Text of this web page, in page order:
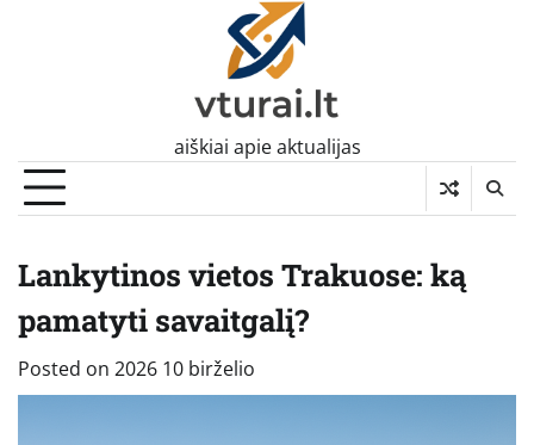
aiškiai apie aktualijas
Lankytinos vietos Trakuose: ką
pamatyti savaitgalį?
Posted on 2026 10 birželio